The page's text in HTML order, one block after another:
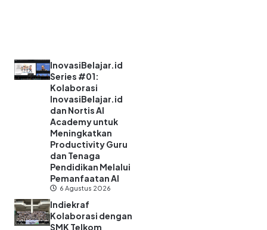
InovasiBelajar.id
Series #01:
Kolaborasi
InovasiBelajar.id
dan Nortis AI
Academy untuk
Meningkatkan
Productivity Guru
dan Tenaga
Pendidikan Melalui
Pemanfaatan AI
6 Agustus 2026
Indiekraf
Kolaborasi dengan
SMK Telkom